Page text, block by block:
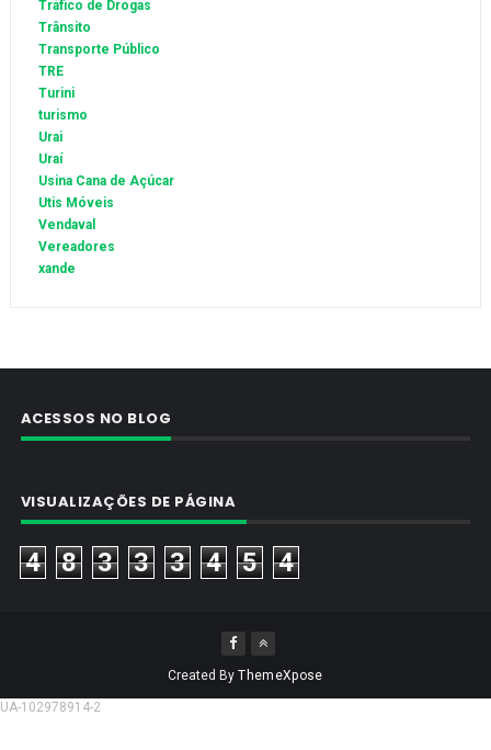
Tráfico de Drogas
Trânsito
Transporte Público
TRE
Turini
turismo
Urai
Uraí
Usina Cana de Açúcar
Utis Móveis
Vendaval
Vereadores
xande
ACESSOS NO BLOG
VISUALIZAÇÕES DE PÁGINA
4 8 3 3 3 4 5 4
Created ByThemeXpose
UA-102978914-2